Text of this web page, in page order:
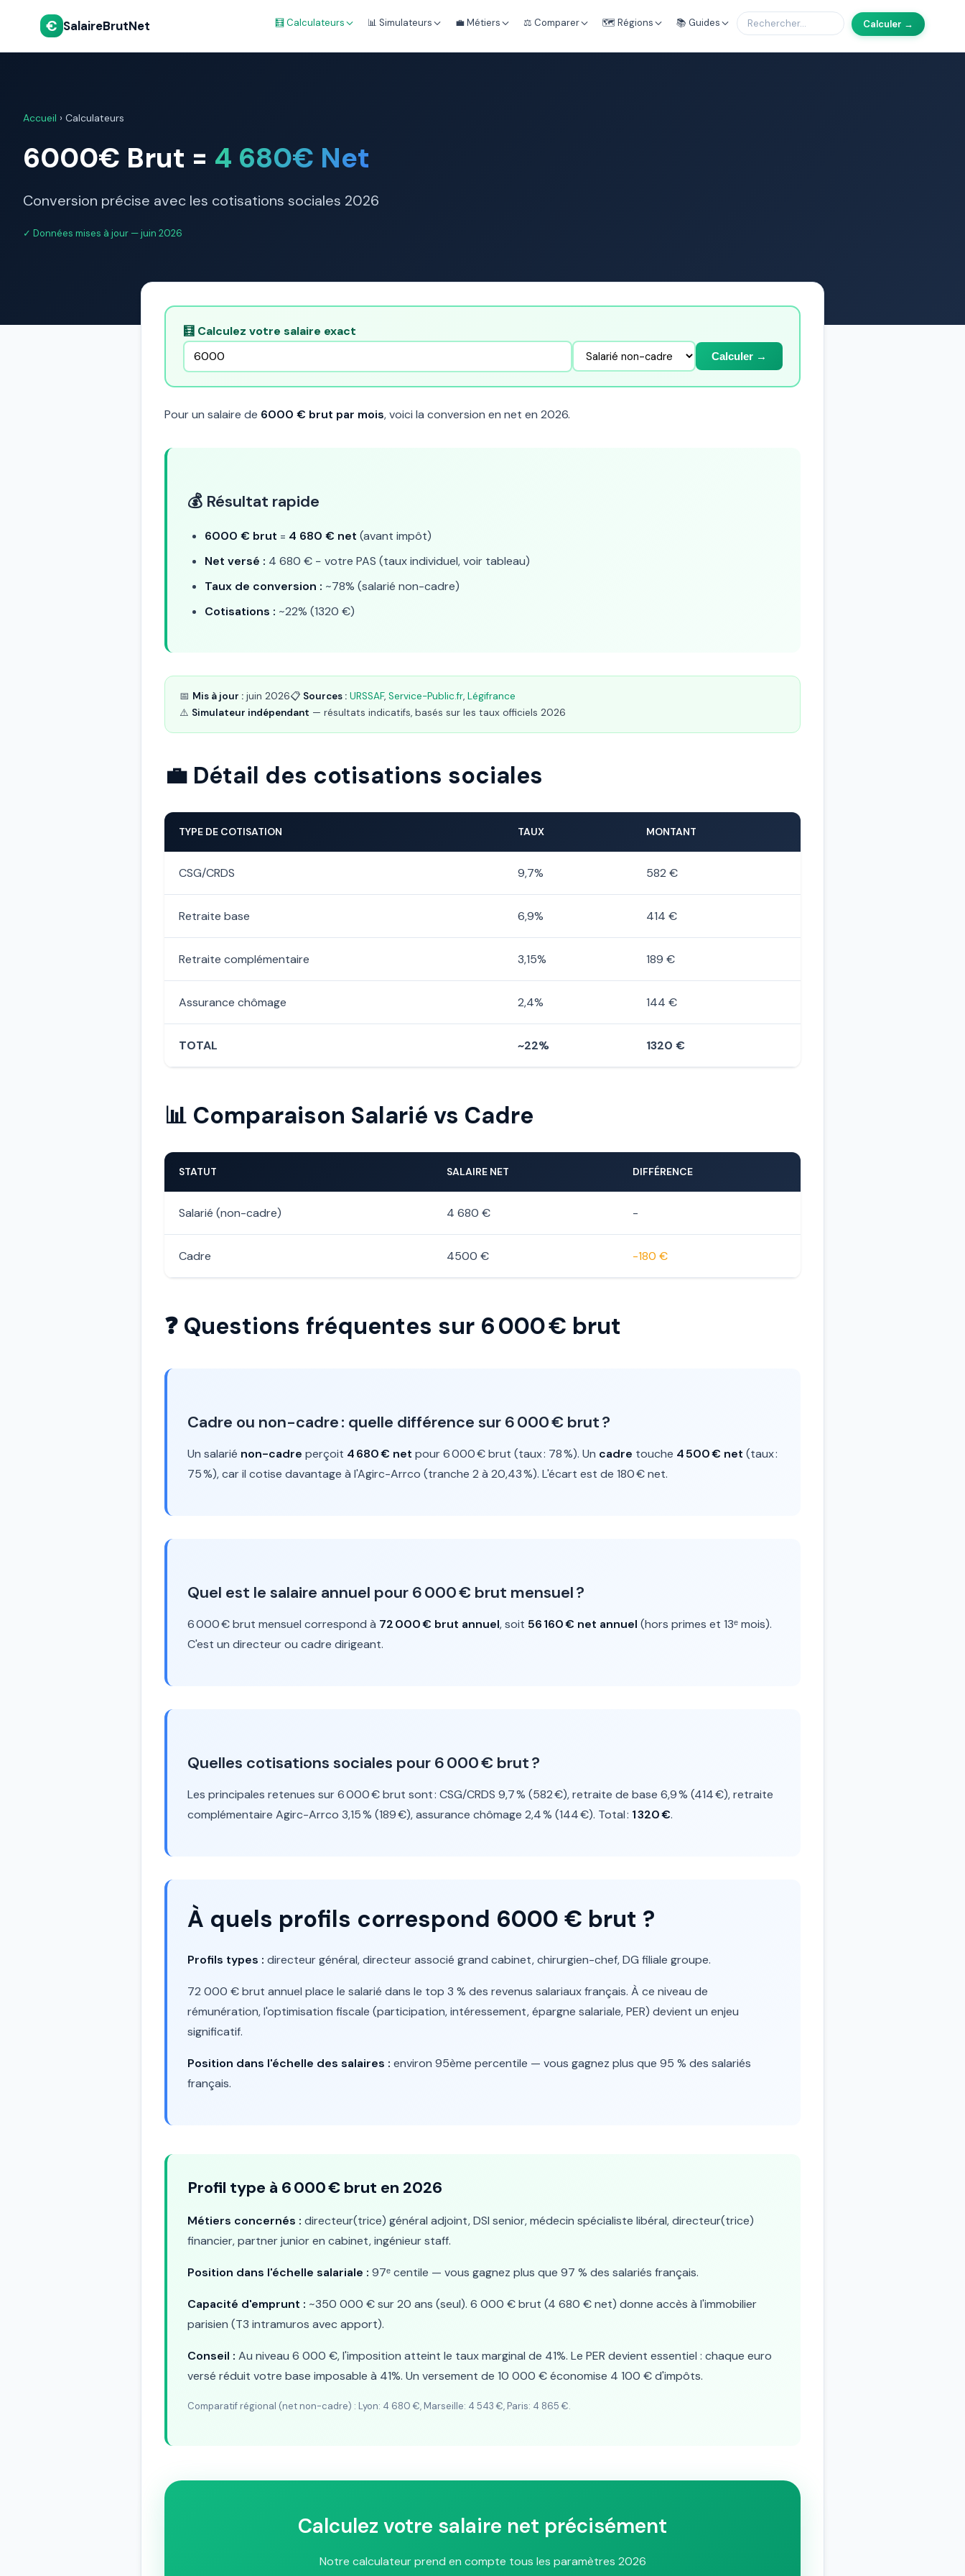
€ SalaireBrutNet 🧮 Calculateurs 📊 Simulateurs 💼 Métiers ⚖️ Comparer 🗺️ Régions 📚 Guides Calculer →
Accueil › Calculateurs
6000€ Brut = 4 680€ Net
Conversion précise avec les cotisations sociales 2026
✓ Données mises à jour — juin 2026
🧮 Calculez votre salaire exact
Calculer →
Pour un salaire de 6000 € brut par mois, voici la conversion en net en 2026.
💰 Résultat rapide
6000 € brut = 4 680 € net (avant impôt)
Net versé : 4 680 € − votre PAS (taux individuel, voir tableau)
Taux de conversion : ~78% (salarié non-cadre)
Cotisations : ~22% (1320 €)
📅 Mis à jour : juin 2026📋 Sources : URSSAF, Service-Public.fr, Légifrance
⚠️ Simulateur indépendant — résultats indicatifs, basés sur les taux officiels 2026
💼 Détail des cotisations sociales
TYPE DE COTISATION TAUX MONTANT
CSG/CRDS 9,7% 582 €
Retraite base 6,9% 414 €
Retraite complémentaire 3,15% 189 €
Assurance chômage 2,4% 144 €
TOTAL ~22% 1320 €
📊 Comparaison Salarié vs Cadre
STATUT SALAIRE NET DIFFÉRENCE
Salarié (non-cadre) 4 680 € -
Cadre 4500 € -180 €
❓ Questions fréquentes sur 6 000 € brut
Cadre ou non-cadre : quelle différence sur 6 000 € brut ?
Un salarié non-cadre perçoit 4 680 € net pour 6 000 € brut (taux : 78 %). Un cadre touche 4 500 € net (taux :
75 %), car il cotise davantage à l'Agirc-Arrco (tranche 2 à 20,43 %). L'écart est de 180 € net.
Quel est le salaire annuel pour 6 000 € brut mensuel ?
6 000 € brut mensuel correspond à 72 000 € brut annuel, soit 56 160 € net annuel (hors primes et 13ᵉ mois).
C'est un directeur ou cadre dirigeant.
Quelles cotisations sociales pour 6 000 € brut ?
Les principales retenues sur 6 000 € brut sont : CSG/CRDS 9,7 % (582 €), retraite de base 6,9 % (414 €), retraite
complémentaire Agirc-Arrco 3,15 % (189 €), assurance chômage 2,4 % (144 €). Total : 1 320 €.
À quels profils correspond 6000 € brut ?
Profils types : directeur général, directeur associé grand cabinet, chirurgien-chef, DG filiale groupe.
72 000 € brut annuel place le salarié dans le top 3 % des revenus salariaux français. À ce niveau de
rémunération, l'optimisation fiscale (participation, intéressement, épargne salariale, PER) devient un enjeu
significatif.
Position dans l'échelle des salaires : environ 95ème percentile — vous gagnez plus que 95 % des salariés
français.
Profil type à 6 000 € brut en 2026
Métiers concernés : directeur(trice) général adjoint, DSI senior, médecin spécialiste libéral, directeur(trice)
financier, partner junior en cabinet, ingénieur staff.
Position dans l'échelle salariale : 97ᵉ centile — vous gagnez plus que 97 % des salariés français.
Capacité d'emprunt : ~350 000 € sur 20 ans (seul). 6 000 € brut (4 680 € net) donne accès à l'immobilier
parisien (T3 intramuros avec apport).
Conseil : Au niveau 6 000 €, l'imposition atteint le taux marginal de 41%. Le PER devient essentiel : chaque euro
versé réduit votre base imposable à 41%. Un versement de 10 000 € économise 4 100 € d'impôts.
Comparatif régional (net non-cadre) : Lyon: 4 680 €, Marseille: 4 543 €, Paris: 4 865 €.
Calculez votre salaire net précisément
Notre calculateur prend en compte tous les paramètres 2026